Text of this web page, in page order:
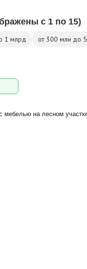
с 1 по 15)
1 млрд от 300 млн до